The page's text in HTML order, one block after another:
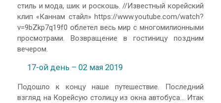
стиль и мода, шик и роскошь. //Известный корейский
клип «Каннам стайл» https://www.youtube.com/watch?
v=9bZkp7q19f0 облетел весь мир с многомилионными
просмотрами. Возвращение в гостиницу поздним
вечером.
17-ой день – 02 мая 2019
Подошло к концу наше путешествие. Последний
взгляд на Корейсую столицу из окна автобуса… Итак